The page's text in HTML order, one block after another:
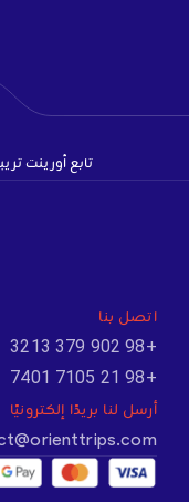
تابع أورينت
اتصل بنا
+98 902 379 3213
+98 21 7105 7401
أرسل لنا بريدًا إلكترونيًا